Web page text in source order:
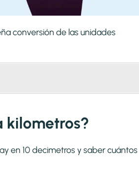
conversión de las unidades
kilometros?
en 10 decimetros y saber cuántos